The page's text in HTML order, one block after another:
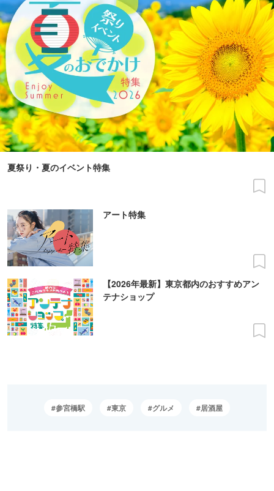
夏祭り・夏のイベント特集
アート特集
【2026年最新】東京都内のおすすめアン
テナショップ
参宮橋駅 東京 グルメ 居酒屋